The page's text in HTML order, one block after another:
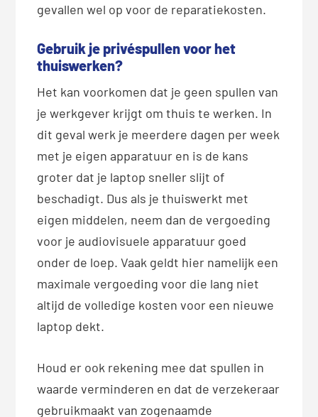
gevallen wel op voor de reparatiekosten.
Gebruik je privéspullen voor het
thuiswerken?
Het kan voorkomen dat je geen spullen van
je werkgever krijgt om thuis te werken. In
dit geval werk je meerdere dagen per week
met je eigen apparatuur en is de kans
groter dat je laptop sneller slijt of
beschadigt. Dus als je thuiswerkt met
eigen middelen, neem dan de vergoeding
voor je audiovisuele apparatuur goed
onder de loep. Vaak geldt hier namelijk een
maximale vergoeding voor die lang niet
altijd de volledige kosten voor een nieuwe
laptop dekt.
Houd er ook rekening mee dat spullen in
waarde verminderen en dat de verzekeraar
gebruikmaakt van zogenaamde